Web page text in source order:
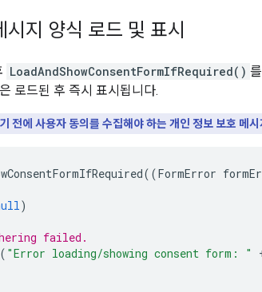
지 양식 로드 및 표시
LoadAndShowConsentFormIfRequired()
로드된 후 즉시 표시됩니다.
전에 사용자 동의를 수집해야 하는 개인 정보 보호 메
((FormError
)
failed.
( "Error loading/showing consent form: "